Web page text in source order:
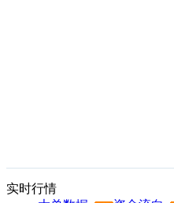
实时行情